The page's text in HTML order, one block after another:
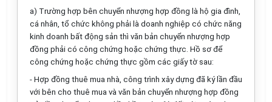
a) Trường hợp bên chuyển nhượng hợp đồng là hộ gia đình,
cá nhân, tổ chức không phải là doanh nghiệp có chức năng
kinh doanh bất động sản thì văn bản chuyển nhượng hợp
đồng phải có công chứng hoặc chứng thực. Hồ sơ để
công chứng hoặc chứng thực gồm các giấy tờ sau:
- Hợp đồng thuê mua nhà, công trình xây dựng đã ký lần đầu
với bên cho thuê mua và văn bản chuyển nhượng hợp đồng